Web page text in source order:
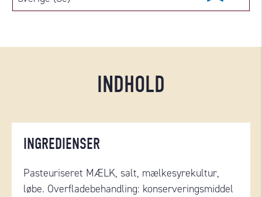
INDHOLD
INGREDIENSER
Pasteuriseret MÆLK, salt, mælkesyrekultur,
løbe. Overfladebehandling: konserveringsmiddel